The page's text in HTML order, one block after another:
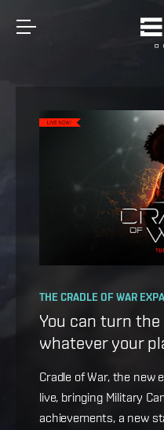
OPERATION AVALON: FAQ
Ansiblex
Game Design Director
details on force
to Ansiblex Jump
Update.
THE CRADLE OF WAR
You can turn
whatever your
Cradle of War, the new
live, bringing Military
achievements, a new